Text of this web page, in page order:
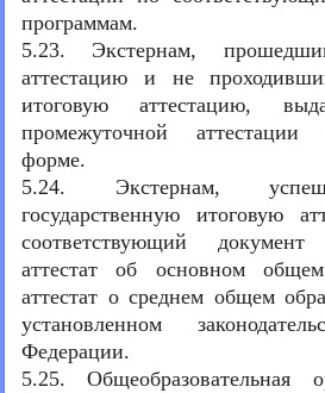
программам.
5.23. Экстернам,
аттестацию и не
итоговую аттестацию,
промежуточной
форме.
5.24. Экстернам,
государственную итоговую
соответствующий
аттестат об основном
аттестат о среднем общем
установленном
Федерации.
5.25. Общеобразовательная